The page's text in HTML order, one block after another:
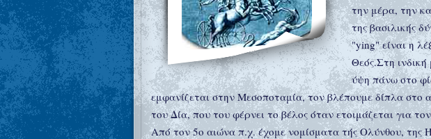
την μέρα, την
της βασιλικής
"ying" είναι η
Θεός.Στη
ύψη πάνω στο
εμφανίζεται στην Μεσοποταμία, τον βλέπουμε δίπλα στο
του Δία, που του φέρνει το βέλος όταν ετοιμάζεται για
Από τον 5ο αιώνα π.χ. έχομε νομίσματα τής Ολύνθου, της